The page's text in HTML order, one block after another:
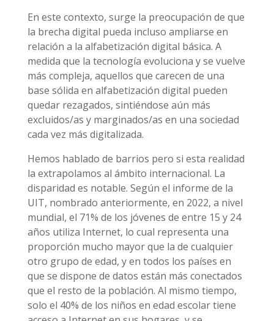
En este contexto, surge la preocupación de que
la brecha digital pueda incluso ampliarse en
relación a la alfabetización digital básica. A
medida que la tecnología evoluciona y se vuelve
más compleja, aquellos que carecen de una
base sólida en alfabetización digital pueden
quedar rezagados, sintiéndose aún más
excluidos/as y marginados/as en una sociedad
cada vez más digitalizada.
Hemos hablado de barrios pero si esta realidad
la extrapolamos al ámbito internacional. La
disparidad es notable. Según el informe de la
UIT, nombrado anteriormente, en 2022, a nivel
mundial, el 71% de los jóvenes de entre 15 y 24
años utiliza Internet, lo cual representa una
proporción mucho mayor que la de cualquier
otro grupo de edad, y en todos los países en
que se dispone de datos están más conectados
que el resto de la población. Al mismo tiempo,
solo el 40% de los niños en edad escolar tiene